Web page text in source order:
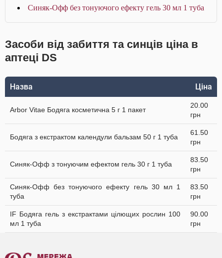
Синяк-Офф без тонуючого ефекту гель 30 мл 1 туба
Засоби від забиття та синців ціна в
аптеці DS
Назва Ціна
Arbor Vitae Бодяга косметична 5 г 1 пакет
20.00
грн
Бодяга з екстрактом календули бальзам 50 г 1 туба
61.50
грн
Синяк-Офф з тонуючим ефектом гель 30 г 1 туба
83.50
грн
Синяк-Офф без тонуючого ефекту гель 30 мл 1
туба
83.50
грн
IF Бодяга гель з екстрактами цілющих рослин 100
мл 1 туба
90.00
грн